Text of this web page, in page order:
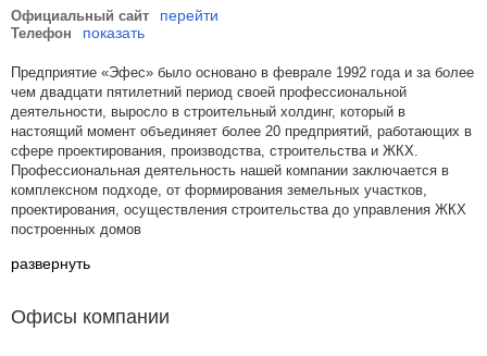
Официальный сайт перейти
Телефон показать
Предприятие «Эфес» было основано в феврале 1992 года и за более
чем двадцати пятилетний период своей профессиональной
деятельности, выросло в строительный холдинг, который в
настоящий момент объединяет более 20 предприятий, работающих в
сфере проектирования, производства, строительства и ЖКХ.
Профессиональная деятельность нашей компании заключается в
комплексном подходе, от формирования земельных участков,
проектирования, осуществления строительства до управления ЖКХ
построенных домов
развернуть
Офисы компании